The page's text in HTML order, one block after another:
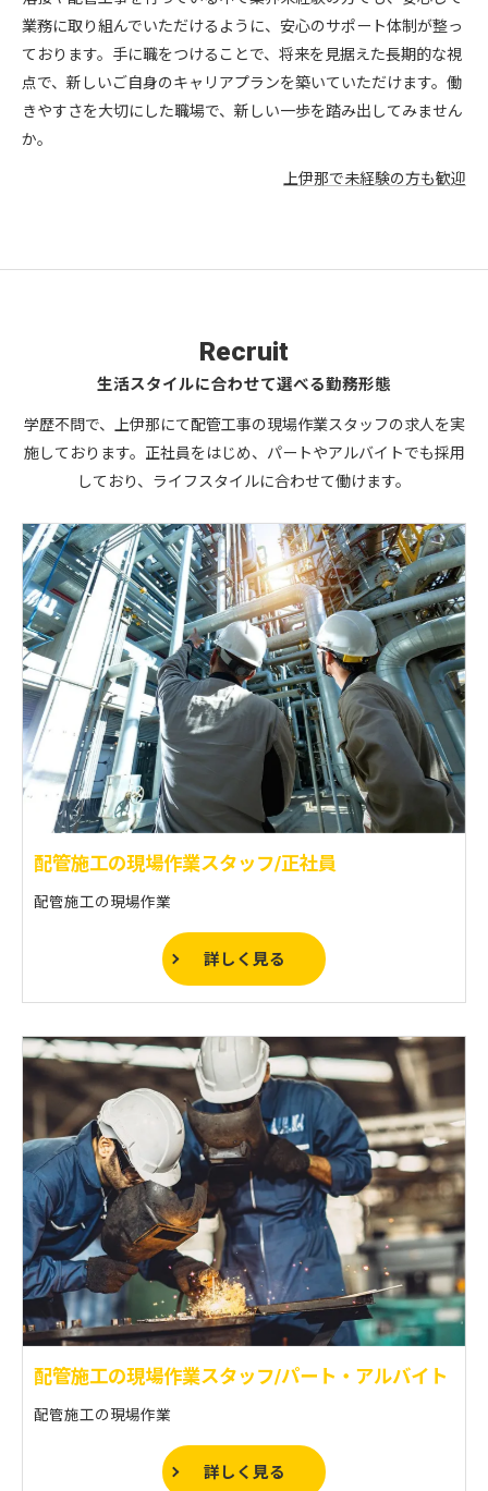
業務に取り組んでいただけるように、安心のサポート体制が整っ
ております。手に職をつけることで、将来を見据えた長期的な視
点で、新しいご自身のキャリアプランを築いていただけます。働
きやすさを大切にした職場で、新しい一歩を踏み出してみません
か。
上伊那で未経験の方も歓迎
生活スタイルに合わせて選べる勤務形態
Recruit
学歴不問で、上伊那にて配管工事の現場作業スタッフの求人を実
施しております。正社員をはじめ、パートやアルバイトでも採用
しており、ライフスタイルに合わせて働けます。
配管施工の現場作業スタッフ/正社員
配管施工の現場作業
詳しく見る
配管施工の現場作業スタッフ/パート・アルバイト
配管施工の現場作業
詳しく見る